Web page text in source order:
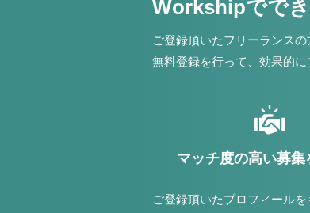
Workshipでで
ご登録頂いたフリーランス
無料登録を行って、効果的に
マッチ度の高い募集
ご登録頂いたプロフィールを